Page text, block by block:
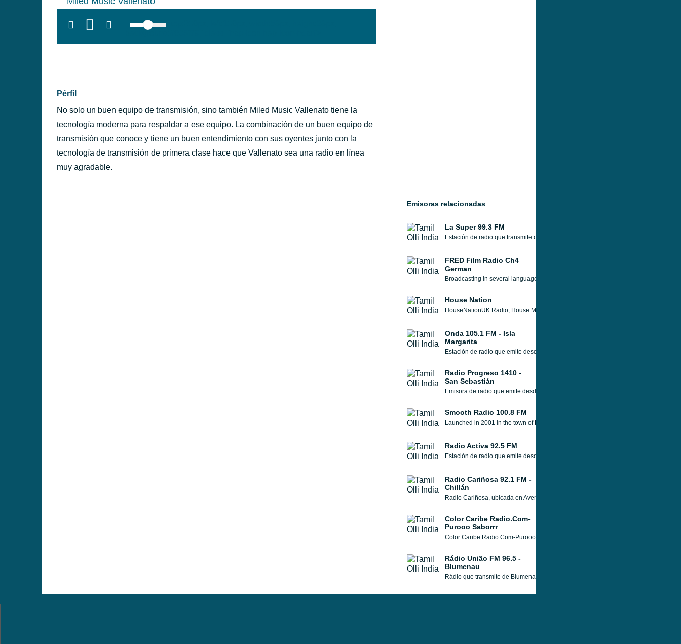
Pérfil
No solo un buen equipo de transmisión, sino también Miled Music Vallenato tiene la
tecnología moderna para respaldar a ese equipo. La combinación de un buen equipo de
transmisión que conoce y tiene un buen entendimiento con sus oyentes junto con la
tecnología de transmisión de primera clase hace que Vallenato sea una radio en línea
muy agradable.
Emisoras relacionadas
La Super 99.3 FM
Estación de radio que transmite desde Aguacatán, Guatemala, cada día las 24
FRED Film Radio Ch4
German
Broadcasting in several languages from the United Kingdom, Fred (or Film Radio
House Nation
HouseNationUK Radio, House Music 24/7. House music internet radio, podcast and
Onda 105.1 FM - Isla
Margarita
Estación de radio que emite desde Isla Margarita, Venezuela, con la mejor
Radio Progreso 1410 -
San Sebastián
Emisora de radio que emite desde San Sebastián, Puerto Rico, con una
Smooth Radio 100.8 FM
Launched in 2001 in the town of Kendal, county of Cumbria, Lakeland Radio serves
Radio Activa 92.5 FM
Estación de radio que emite desde Santiago de Chile, con una programación
Radio Cariñosa 92.1 FM -
Chillán
Radio Cariñosa, ubicada en Avenida Libertad 821 en la ciudad de Chillán. con una
Color Caribe Radio.Com-
Purooo Saborrr
Color Caribe Radio.Com-Purooo Saborrr. La Ventana Musical de Barranquilla,
Rádio União FM 96.5 -
Blumenau
Rádio que transmite de Blumenau, com uma programação variada, composta por